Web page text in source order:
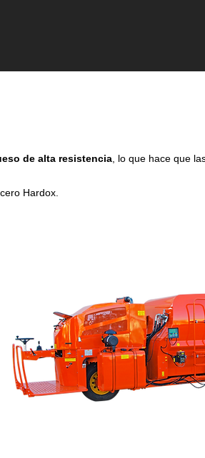
de alta resistencia , lo que hace que
Hardox.